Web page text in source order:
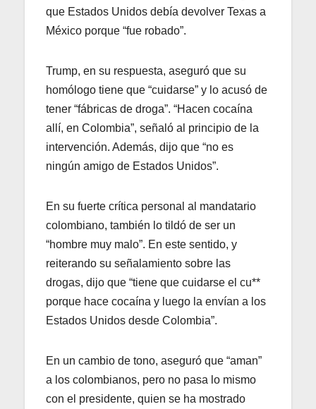
que Estados Unidos debía devolver Texas a
México porque “fue robado”.
Trump, en su respuesta, aseguró que su
homólogo tiene que “cuidarse” y lo acusó de
tener “fábricas de droga”. “Hacen cocaína
allí, en Colombia”, señaló al principio de la
intervención. Además, dijo que “no es
ningún amigo de Estados Unidos”.
En su fuerte crítica personal al mandatario
colombiano, también lo tildó de ser un
“hombre muy malo”. En este sentido, y
reiterando su señalamiento sobre las
drogas, dijo que “tiene que cuidarse el cu**
porque hace cocaína y luego la envían a los
Estados Unidos desde Colombia”.
En un cambio de tono, aseguró que “aman”
a los colombianos, pero no pasa lo mismo
con el presidente, quien se ha mostrado